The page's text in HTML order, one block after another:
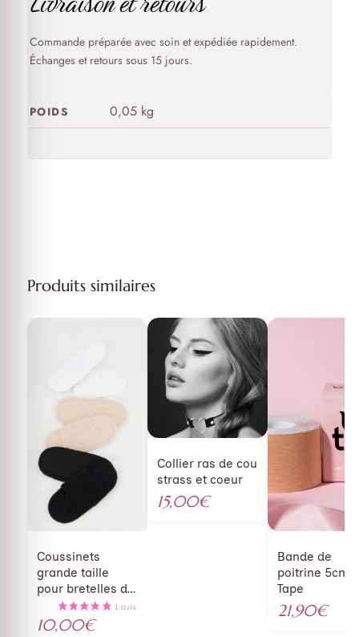
Commande préparée avec soin et expédiée rapidement.
Échanges et retours sous 15 jours.
POIDS 0,05 kg
Produits similaires
Coussinets
grande taille
pour bretelles de
soutien gorge
10,00€
Collier ras de cou
strass et coeur
15,00€
Bande de
poitrine 5cm
Tape
21,90€